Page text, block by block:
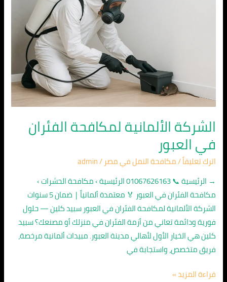
الشركة الألمانية لمكافحة الفئران
في العبور
اترك تعليقاً/مكافحة النمل في مصر /
admin
→ الرئيسية 📞 01067626163 الرئيسية › مكافحة الحشرات ›
مكافحة الفئران في العبور 🏅 معتمدة ألمانياً | ضمان 5 سنوات
الشركة الألمانية لمكافحة الفئران في العبور سبيد كلين — حلول
فورية ودائمة تعاني من أزمة الفئران في منزلك أو مصنعك؟ سبيد
كلين هي الخيار الأول لأهالي مدينة العبور. مبيدات ألمانية مرخصة،
فريق متخصص، واستجابة في
قراءة المزيد »